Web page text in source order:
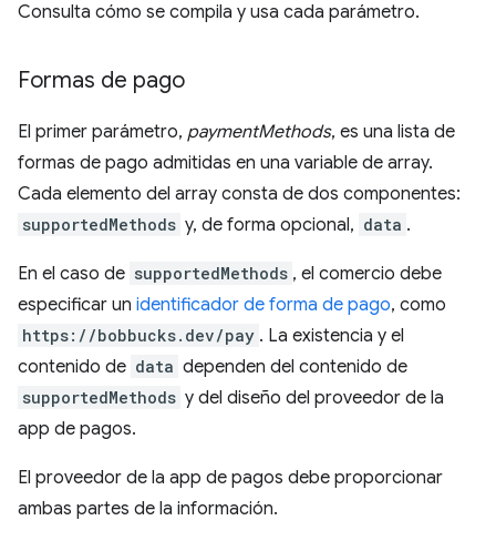
Consulta cómo se compila y usa cada parámetro.
Formas de pago
El primer parámetro, paymentMethods, es una lista de
formas de pago admitidas en una variable de array.
Cada elemento del array consta de dos componentes:
supportedMethods y, de forma opcional, data .
En el caso de supportedMethods , el comercio debe
especificar un identificador de forma de pago, como
https://bobbucks.dev/pay . La existencia y el
contenido de data dependen del contenido de
supportedMethods y del diseño del proveedor de la
app de pagos.
El proveedor de la app de pagos debe proporcionar
ambas partes de la información.